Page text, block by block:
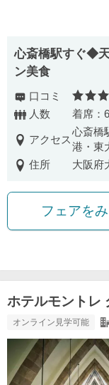
心斎橋駅すぐ◆
ン美食
口コミ
人数
着席：
アクセス
心斎橋
港・東
住所
大阪府
フェアを
ホテルモントレ
オンライン見学可能